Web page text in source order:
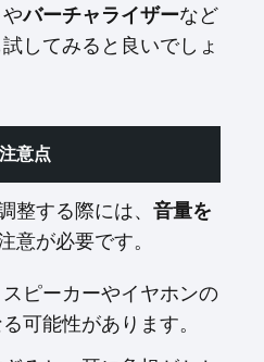
やバーチャライザーなど
してみると良いでしょ
意点
整する際には、 音量を
意が必要です。
ピーカーやイヤホンの
可能性があります。